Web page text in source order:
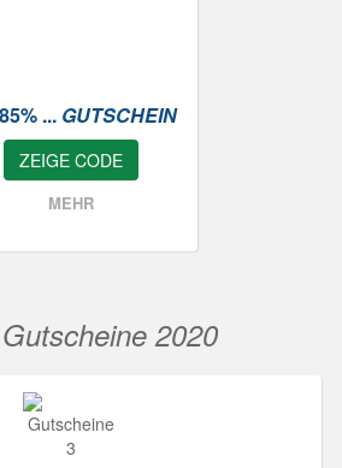
... GUTSCHEIN
ZEIGE CODE
MEHR
2020